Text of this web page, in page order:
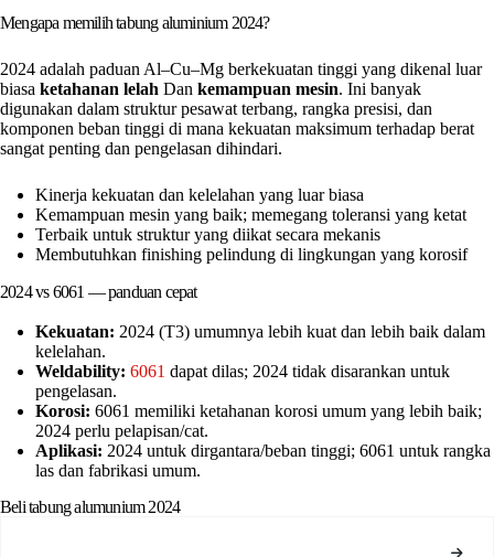
Mengapa memilih tabung aluminium 2024?
2024 adalah paduan Al–Cu–Mg berkekuatan tinggi yang dikenal luar
biasa ketahanan lelah Dan kemampuan mesin. Ini banyak
digunakan dalam struktur pesawat terbang, rangka presisi, dan
komponen beban tinggi di mana kekuatan maksimum terhadap berat
sangat penting dan pengelasan dihindari.
Kinerja kekuatan dan kelelahan yang luar biasa
Kemampuan mesin yang baik; memegang toleransi yang ketat
Terbaik untuk struktur yang diikat secara mekanis
Membutuhkan finishing pelindung di lingkungan yang korosif
2024 vs 6061 — panduan cepat
Kekuatan: 2024 (T3) umumnya lebih kuat dan lebih baik dalam
kelelahan.
Weldability: 6061 dapat dilas; 2024 tidak disarankan untuk
pengelasan.
Korosi: 6061 memiliki ketahanan korosi umum yang lebih baik;
2024 perlu pelapisan/cat.
Aplikasi: 2024 untuk dirgantara/beban tinggi; 6061 untuk rangka
las dan fabrikasi umum.
Beli tabung alumunium 2024